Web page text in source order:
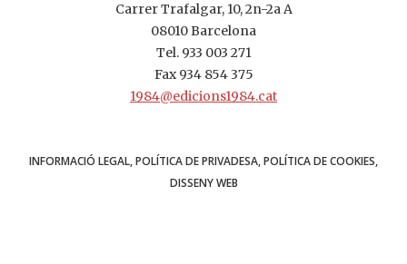
Carrer Trafalgar, 10, 2n-2a A
08010 Barcelona
Tel. 933 003 271
Fax 934 854 375
1984@edicions1984.cat
INFORMACIÓ LEGAL POLÍTICA DE PRIVADESA POLÍTICA DE COOKIES
DISSENY WEB